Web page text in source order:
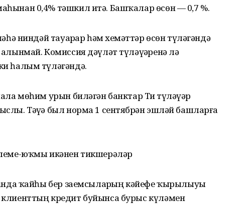
0,4% тәшкил итә. Башҡалар өсөн — 0,7 %.
ниндәй тауарҙар һәм хеҙмәттәр өсөн түләгәндә
Комиссия дәүләт түләүҙәренә лә
һалым түләгәндә.
мөһим урын биләгән банктар Тиҙ түләүҙәр
Тәүҙә был норма 1 сентябрҙән эшләй башларға
юҡмы икәнен тикшерәләр
ҡайһы бер заемсыларҙың кәйефе ҡырылыуы
кредит буйынса бурыс күләмен